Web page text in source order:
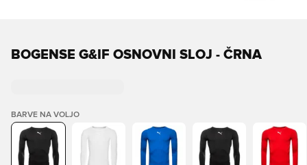
BOGENSE G&IF OSNOVNI SLOJ - ČRNA
BARVE NA VOLJO